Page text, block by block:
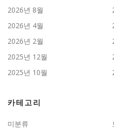
2026년 8월
2026년 4월
2026년 2월
2025년 12월
2025년 10월
카테고리
미분류